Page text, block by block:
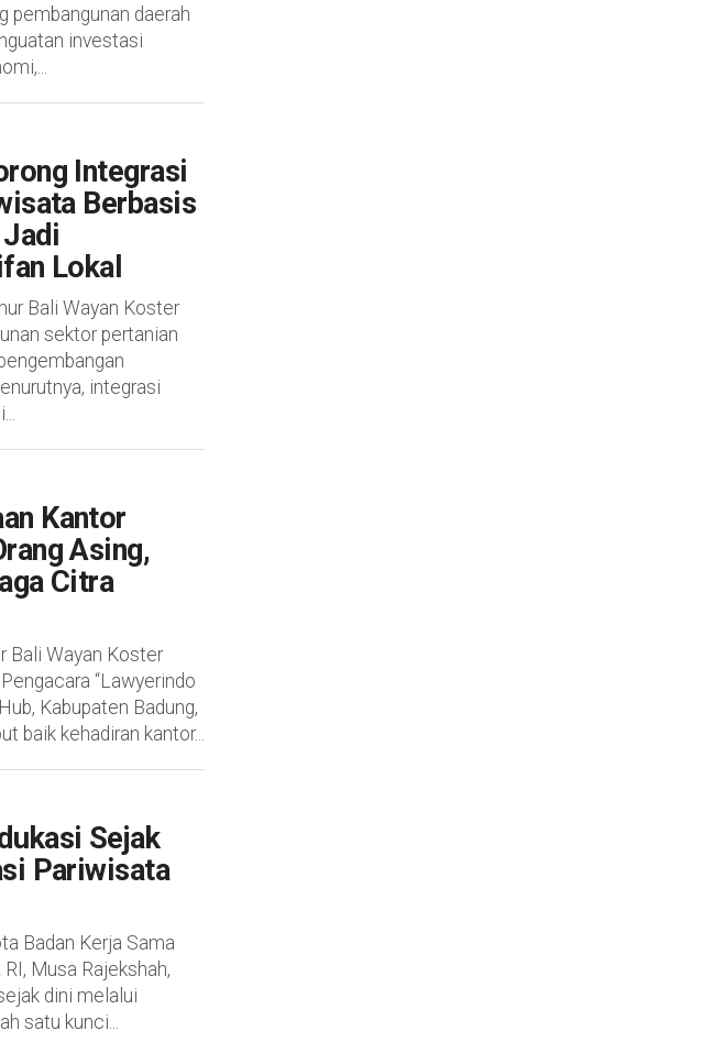
pembangunan daerah
investasi
Integrasi
Berbasis
Lokal
Bali Wayan Koster
sektor pertanian
integrasi
Kantor
Asing,
Citra
Bali Wayan Koster
“Lawyerindo
Kabupaten Badung,
baik kehadiran kantor...
Sejak
Pariwisata
Badan Kerja Sama
Musa Rajekshah,
dini melalui
satu kunci...